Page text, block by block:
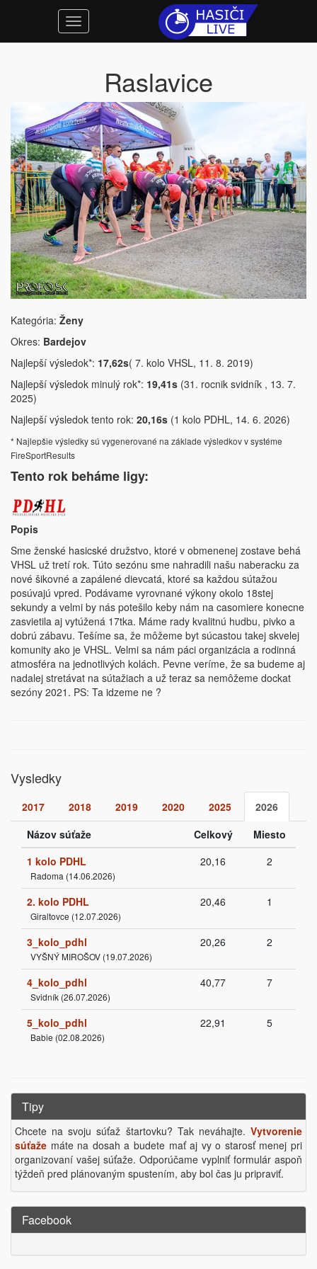
Raslavice
Kategória: Ženy
Okres: Bardejov
Najlepší výsledok*: 17,62s( 7. kolo VHSL, 11. 8. 2019)
Najlepší výsledok minulý rok*: 19,41s (31. rocnik svidník , 13. 7.
2025)
Najlepší výsledok tento rok: 20,16s (1 kolo PDHL, 14. 6. 2026)
* Najlepšie výsledky sú vygenerované na základe výsledkov v systéme
FireSportResults
Tento rok beháme ligy:
Popis
Sme ženské hasicské družstvo, ktoré v obmenenej zostave behá
VHSL už tretí rok. Túto sezónu sme nahradili našu naberacku za
nové šikovné a zapálené dievcatá, ktoré sa každou sútažou
posúvajú vpred. Podávame vyrovnané výkony okolo 18stej
sekundy a velmi by nás potešilo keby nám na casomiere konecne
zasvietila aj vytúžená 17tka. Máme rady kvalitnú hudbu, pivko a
dobrú zábavu. Tešíme sa, že môžeme byt súcastou takej skvelej
komunity ako je VHSL. Velmi sa nám páci organizácia a rodinná
atmosféra na jednotlivých kolách. Pevne veríme, že sa budeme aj
nadalej stretávat na sútažiach a už teraz sa nemôžeme dockat
sezóny 2021. PS: Ta idzeme ne ?
Vysledky
2017 2018 2019 2020 2025
2026
Názov súťaže
Celkový
Miesto
1 kolo PDHL
Radoma (14.06.2026)
20,16 2
2. kolo PDHL
Giraltovce (12.07.2026)
20,46 1
3_kolo_pdhl
VYŠNÝ MIROŠOV (19.07.2026)
20,26 2
4_kolo_pdhl
Svidník (26.07.2026)
40,77 7
5_kolo_pdhl
Babie (02.08.2026)
22,91 5
Tipy
Chcete na svoju súťaž štartovku? Tak neváhajte. Vytvorenie
súťaže máte na dosah a budete mať aj vy o starosť menej pri
organizovaní vašej súťaže. Odporúčame vyplniť formulár aspoň
týždeň pred plánovaným spustením, aby bol čas ju pripraviť.
Facebook